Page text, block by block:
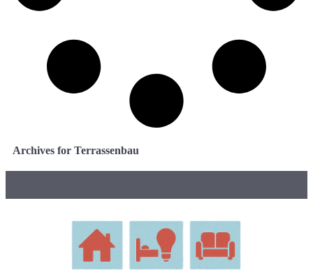
Archives for Terrassenbau